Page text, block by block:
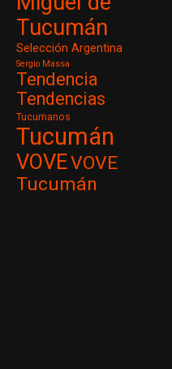
Tucumán
Selección Argentina
Sergio Massa
Tendencia
Tendencias
Tucumanos
Tucumán
VOVEVOVE
Tucumán